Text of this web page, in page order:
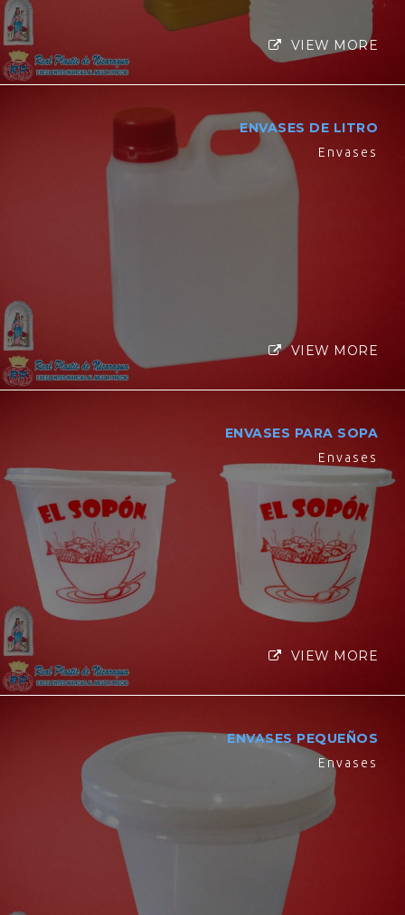
VIEW MORE
ENVASES DE LITRO
Envases
VIEW MORE
ENVASES PARA SOPA
Envases
VIEW MORE
ENVASES PEQUEÑOS
Envases